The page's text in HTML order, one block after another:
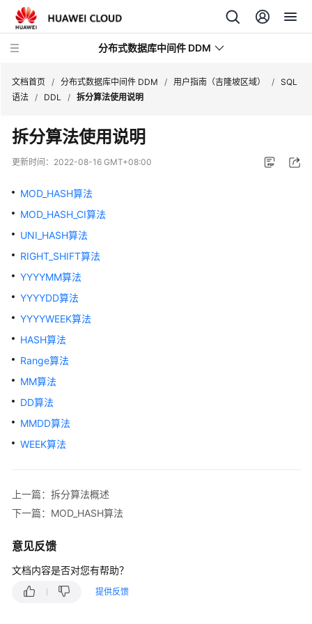
分布式数据库中间件 DDM
最
新
动
务
公
告
产
品
介
计
费
明
快
用
指
常
文档首页 / 分布式数据库中间件 DDM / 用户指南（吉隆坡区域） / SQL
语法 / DDL / 拆分算法使用说明
拆分算法使用说明
更新时间： 2022-08-16 GMT+08:00
MOD_HASH算法
MOD_HASH_CI算法
UNI_HASH算法
RIGHT_SHIFT算法
YYYYMM算法
YYYYDD算法
YYYYWEEK算法
HASH算法
Range算法
MM算法
DD算法
MMDD算法
WEEK算法
上一篇：拆分算法概述
下一篇：MOD_HASH算法
意见反馈
文档内容是否对您有帮助？
提供反馈